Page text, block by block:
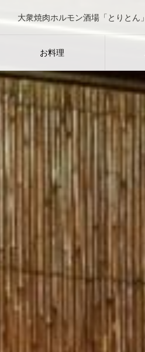
お料理